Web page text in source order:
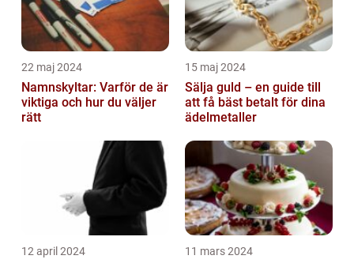
22 maj 2024
Namnskyltar: Varför de är
viktiga och hur du väljer
rätt
15 maj 2024
Sälja guld – en guide till
att få bäst betalt för dina
ädelmetaller
12 april 2024 11 mars 2024